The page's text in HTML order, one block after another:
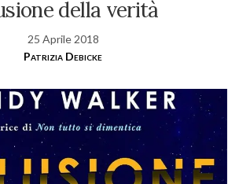
della verità
25 Aprile 2018
Patrizia Debicke